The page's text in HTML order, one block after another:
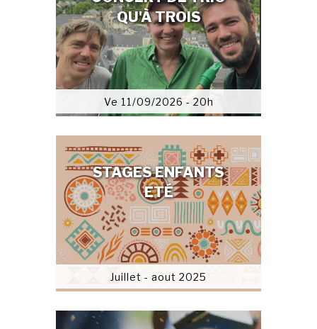
QU'À TROIS
Ve 11/09/2026 - 20h
STAGES ENFANTS
ETÉ
Juillet - aout 2025